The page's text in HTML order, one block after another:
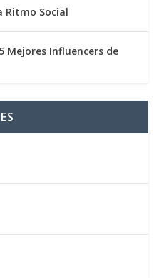
Ritmo Social
Mejores Influencers de